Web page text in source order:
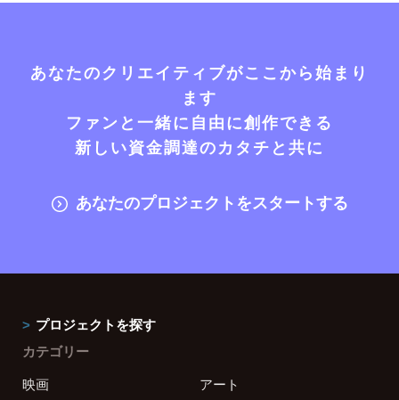
あなたのクリエイティブがここから始まり
ます
ファンと一緒に自由に創作できる
新しい資金調達のカタチと共に
あなたのプロジェクトをスタートする
プロジェクトを探す
カテゴリー
映画
アート